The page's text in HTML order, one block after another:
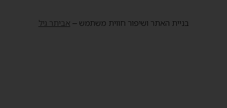
בניית האתר ושיפור חווית משתמש – אביתר גיל